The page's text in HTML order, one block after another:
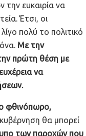
την ευκαιρία να
Έτσι, οι
πολύ το πολιτικό
Με την
πρώτη θέση με
να
φθινόπωρο,
θα μπορεί
των παροχών που